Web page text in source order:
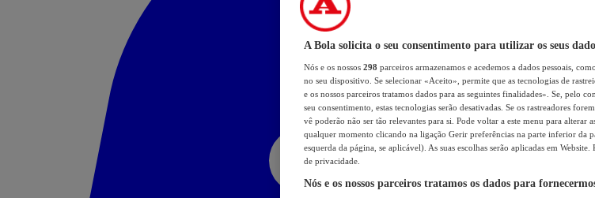
A Bola solicita o seu consentimento para utilizar os seus
Nós e os nossos 298 parceiros armazenamos e acedemos a dados pessoais,
no seu dispositivo. Se selecionar «Aceito», permite que as tecnologias de
e os nossos parceiros tratamos dados para as seguintes finalidades». Se, pelo
seu consentimento, estas tecnologias serão desativadas. Se os rastreadores
vê poderão não ser tão relevantes para si. Pode voltar a este menu para alterar
qualquer momento clicando na ligação Gerir preferências na parte inferior da
esquerda da página, se aplicável). As suas escolhas serão aplicadas em
de privacidade.
Nós e os nossos parceiros tratamos os dados para